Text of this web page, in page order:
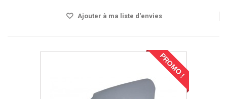
Ajouter à ma liste d'envies
PROMO !